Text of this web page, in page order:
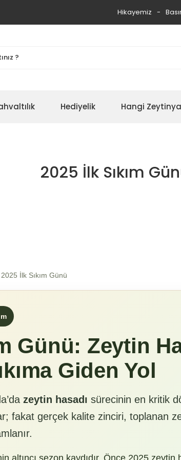
Hikayemiz
Hediyelik Hangi
2025 İlk Sıkım
İlk Sıkım Günü
Günü: Zeytin
Giden Yol
zeytin hasadı sürecinin en kritik
fakat gerçek kalite zinciri, toplanan
altıncı sezon kaydıdır. Önce 2025